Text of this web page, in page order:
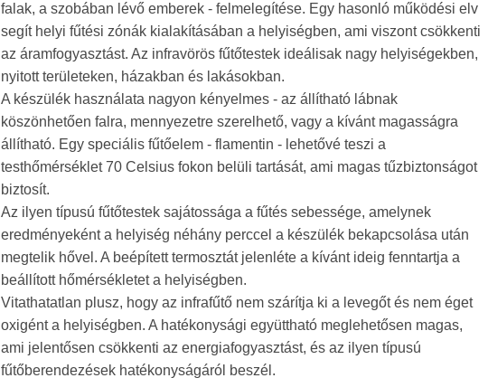
falak, a szobában lévő emberek - felmelegítése. Egy hasonló működési elv
segít helyi fűtési zónák kialakításában a helyiségben, ami viszont csökkenti
az áramfogyasztást. Az infravörös fűtőtestek ideálisak nagy helyiségekben,
nyitott területeken, házakban és lakásokban.
A készülék használata nagyon kényelmes - az állítható lábnak
köszönhetően falra, mennyezetre szerelhető, vagy a kívánt magasságra
állítható. Egy speciális fűtőelem - flamentin - lehetővé teszi a
testhőmérséklet 70 Celsius fokon belüli tartását, ami magas tűzbiztonságot
biztosít.
Az ilyen típusú fűtőtestek sajátossága a fűtés sebessége, amelynek
eredményeként a helyiség néhány perccel a készülék bekapcsolása után
megtelik hővel. A beépített termosztát jelenléte a kívánt ideig fenntartja a
beállított hőmérsékletet a helyiségben.
Vitathatatlan plusz, hogy az infrafűtő nem szárítja ki a levegőt és nem éget
oxigént a helyiségben. A hatékonysági együttható meglehetősen magas,
ami jelentősen csökkenti az energiafogyasztást, és az ilyen típusú
fűtőberendezések hatékonyságáról beszél.